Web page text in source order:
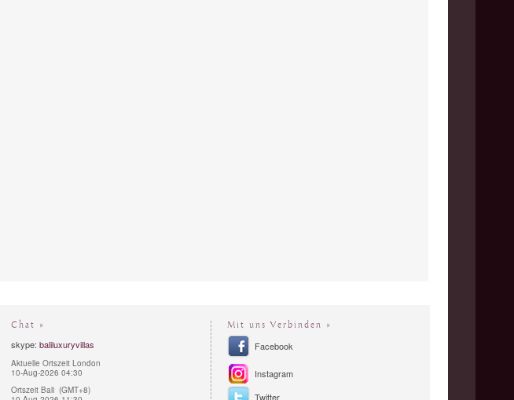
Chat »
skype: baliluxuryvillas
Aktuelle Ortszeit London
10-Aug-2026 04:30
Ortszeit Bali (GMT+8)
Mit uns Verbinden »
Facebook
Instagram
Twitter